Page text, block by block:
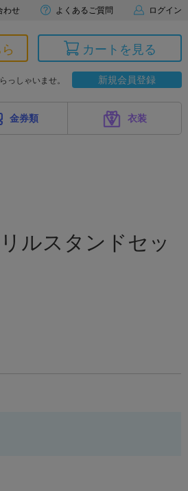
わせ よくあるご質問 ログイン
カートを見る
っしゃいませ。 新規会員登録
金券類 衣装
ルスタンドセッ